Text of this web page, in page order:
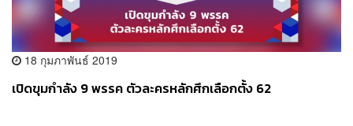
18 กุมภาพันธ์ 2019
เปิดขุมกำลัง 9 พรรค ตัวละครหลักศึกเลือกตั้ง 62